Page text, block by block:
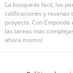
La busqueda facil, los
calificaciones y resenas
proyecto. Con
las tareas mas
ahora mismo!